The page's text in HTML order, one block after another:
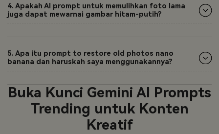
4. Apakah AI prompt untuk memulihkan foto lama
juga dapat mewarnai gambar hitam-putih?
5. Apa itu prompt to restore old photos nano
banana dan haruskah saya menggunakannya?
Buka Kunci Gemini AI Prompts
Trending untuk Konten
Kreatif